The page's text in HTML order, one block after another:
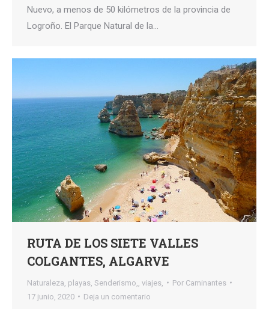
Nuevo, a menos de 50 kilómetros de la provincia de
Logroño. El Parque Natural de la…
RUTA DE LOS SIETE VALLES
COLGANTES, ALGARVE
Naturaleza playas Senderismo, viajes, Por Caminantes
17 junio, 2020
Deja un comentario